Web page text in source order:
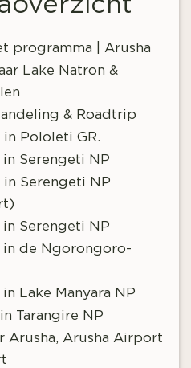
programma | Arusha
Lake Natron &
& Roadtrip
in Pololeti GR.
in Serengeti NP
in Serengeti NP
in Serengeti NP
in de Ngorongoro-
Lake Manyara NP
Tarangire NP
Arusha, Arusha Airport